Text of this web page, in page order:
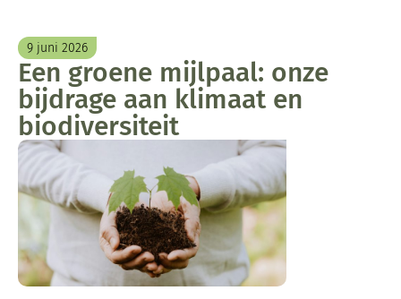
9 juni 2026
Een groene mijlpaal: onze
bijdrage aan klimaat en
biodiversiteit